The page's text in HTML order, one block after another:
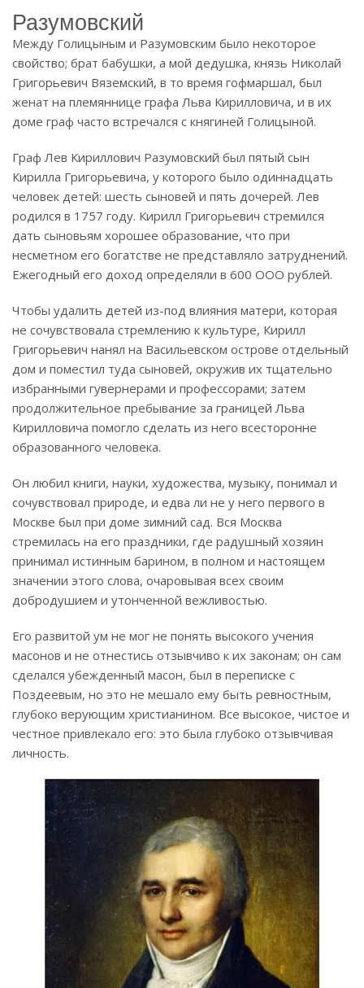
Разумовский
Между Голицыным и Разумовским было некоторое
свойство; брат бабушки, а мой дедушка, князь Николай
Григорьевич Вяземский, в то время гофмаршал, был
женат на племяннице графа Льва Кирилловича, и в их
доме граф часто встречался с княгиней Голицыной.
Граф Лев Кириллович Разумовский был пятый сын
Кирилла Григорьевича, у которого было одиннадцать
человек детей: шесть сыновей и пять дочерей. Лев
родился в 1757 году. Кирилл Григорьевич стремился
дать сыновьям хорошее образование, что при
несметном его богатстве не представляло затруднений.
Ежегодный его доход определяли в 600 ООО рублей.
Чтобы удалить детей из-под влияния матери, которая
не сочувствовала стремлению к культуре, Кирилл
Григорьевич нанял на Васильевском острове отдельный
дом и поместил туда сыновей, окружив их тщательно
избранными гувернерами и профессорами; затем
продолжительное пребывание за границей Льва
Кирилловича помогло сделать из него всесторонне
образованного человека.
Он любил книги, науки, художества, музыку, понимал и
сочувствовал природе, и едва ли не у него первого в
Москве был при доме зимний сад. Вся Москва
стремилась на его праздники, где радушный хозяин
принимал истинным барином, в полном и настоящем
значении этого слова, очаровывая всех своим
добродушием и утонченной вежливостью.
Его развитой ум не мог не понять высокого учения
масонов и не отнестись отзывчиво к их законам; он сам
сделался убежденный масон, был в переписке с
Поздеевым, но это не мешало ему быть ревностным,
глубоко верующим христианином. Все высокое, чистое и
честное привлекало его: это была глубоко отзывчивая
личность.